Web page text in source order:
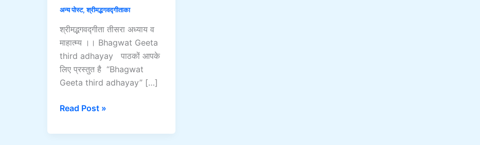
अन्य पोस्ट,श्रीमद्भगवद्गीताका
श्रीमद्भगवद्गीता तीसरा अध्याय व
माहात्म्य ।। Bhagwat Geeta
third adhayay पाठकों आपके
लिए प्रस्तुत है “Bhagwat
Geeta third adhayay” […]
Read Post »